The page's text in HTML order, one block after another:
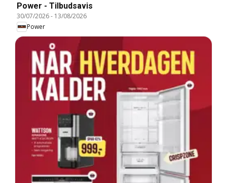
Power - Tilbudsavis
30/07/2026- 13/08/2026
Power